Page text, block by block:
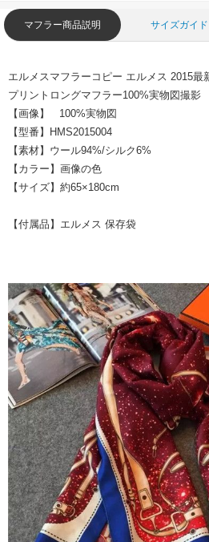
マフラー商品説明 サイズガイド
エルメスマフラーコピー エルメス 2015最
プリントロングマフラー100%実物図撮影
【画像】 100%実物図
【型番】HMS2015004
【素材】ウール94%/シルク6%
【カラー】画像の色
【サイズ】約65×180cm
【付属品】エルメス 保存袋